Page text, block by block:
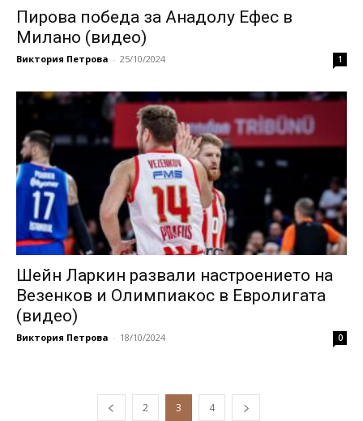
Пирова победа за Анадолу Ефес в
Милано (видео)
Виктория Петрова - 25/10/2024 1
Шейн Ларкин развали настроението на
Везенков и Олимпиакос в Евролигата
(видео)
Виктория Петрова - 18/10/2024 0
2 3 4